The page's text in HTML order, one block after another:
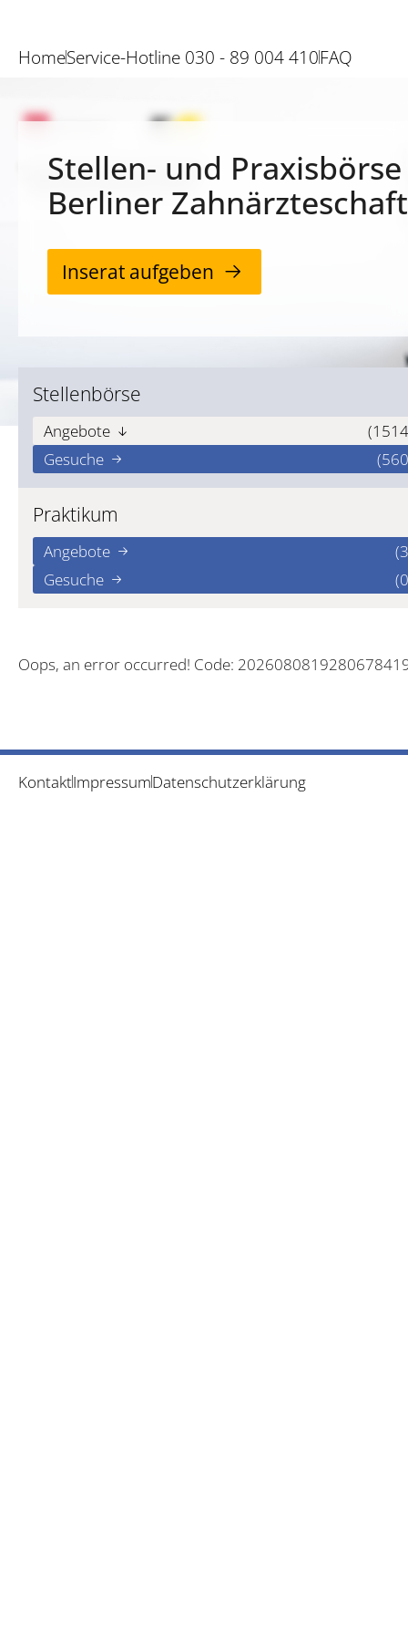
HomeService-Hotline 030 - 89 004 410FAQ
Stellen- und
Berliner Zahnärzteschaft
Inserat aufgeben
Stellenbörse
Angebote
Gesuche
Praktikum
Angebote
Gesuche
Oops, an error occurred! Code:
KontaktImpressumDatenschutzerklärung